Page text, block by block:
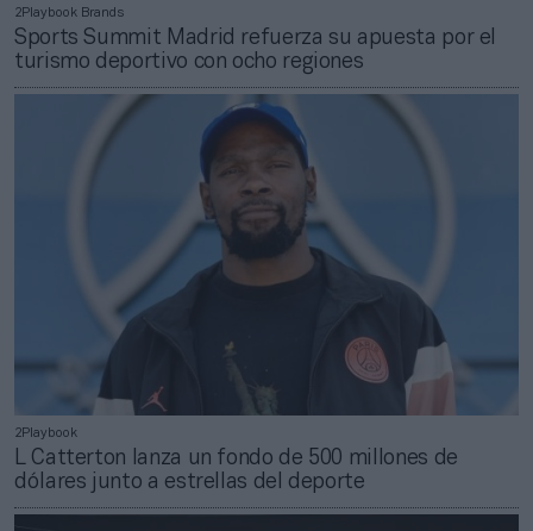
2Playbook Brands
Sports Summit Madrid refuerza su apuesta por el
turismo deportivo con ocho regiones
2Playbook
L Catterton lanza un fondo de 500 millones de
dólares junto a estrellas del deporte